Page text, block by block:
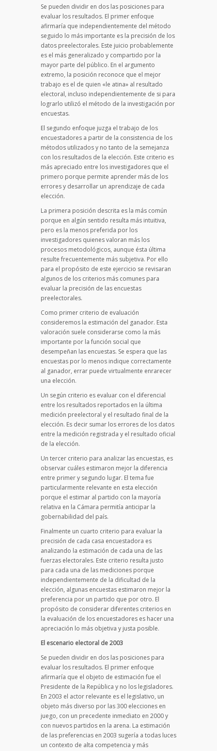
Se pueden dividir en dos las posiciones para
evaluar los resultados. El primer enfoque
afirmaría que independientemente del método
seguido lo más importante es la precisión de los
datos preelectorales. Este juicio probablemente
es el más generalizado y compartido por la
mayor parte del público. En el argumento
extremo, la posición reconoce que el mejor
trabajo es el de quien «le atina» al resultado
electoral, incluso independientemente de si para
lograrlo utilizó el método de la investigación por
encuestas.
El segundo enfoque juzga el trabajo de los
encuestadores a partir de la consistencia de los
métodos utilizados y no tanto de la semejanza
con los resultados de la elección. Este criterio es
más apreciado entre los investigadores que el
primero porque permite aprender más de los
errores y desarrollar un aprendizaje de cada
elección.
La primera posición descrita es la más común
porque en algún sentido resulta más intuitiva,
pero es la menos preferida por los
investigadores quienes valoran más los
procesos metodológicos, aunque ésta última
resulte frecuentemente más subjetiva. Por ello
para el propósito de este ejercicio se revisaran
algunos de los criterios más comunes para
evaluar la precisión de las encuestas
preelectorales.
Como primer criterio de evaluación
consideremos la estimación del ganador. Esta
valoración suele considerarse como la más
importante por la función social que
desempeñan las encuestas. Se espera que las
encuestas por lo menos indique correctamente
al ganador, errar puede virtualmente enrarecer
una elección.
Un según criterio es evaluar con el diferencial
entre los resultados reportados en la última
medición preelectoral y el resultado final de la
elección. Es decir sumar los errores de los datos
entre la medición registrada y el resultado oficial
de la elección.
Un tercer criterio para analizar las encuestas, es
observar cuáles estimaron mejor la diferencia
entre primer y segundo lugar. El tema fue
particularmente relevante en esta elección
porque el estimar al partido con la mayoría
relativa en la Cámara permitía anticipar la
gobernabilidad del país.
Finalmente un cuarto criterio para evaluar la
precisión de cada casa encuestadora es
analizando la estimación de cada una de las
fuerzas electorales. Este criterio resulta justo
para cada una de las mediciones porque
independientemente de la dificultad de la
elección, algunas encuestas estimaron mejor la
preferencia por un partido que por otro. El
propósito de considerar diferentes criterios en
la evaluación de los encuestadores es hacer una
apreciación lo más objetiva y justa posible.
El escenario electoral de 2003
Se pueden dividir en dos las posiciones para
evaluar los resultados. El primer enfoque
afirmaría que el objeto de estimación fue el
Presidente de la República y no los legisladores.
En 2003 el actor relevante es el legislativo, un
objeto más diverso por las 300 elecciones en
juego, con un precedente inmediato en 2000 y
con nuevos partidos en la arena. La estimación
de las preferencias en 2003 sugería a todas luces
un contexto de alta competencia y más